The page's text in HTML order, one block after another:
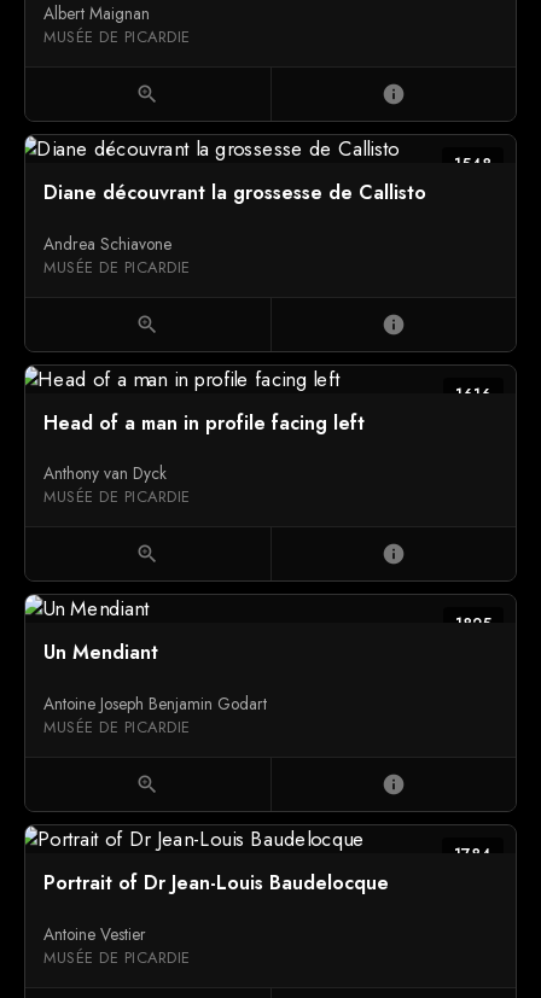
Albert Maignan
MUSÉE DE PICARDIE
zoom_in info
1548
Diane découvrant la grossesse de Callisto
Andrea Schiavone
MUSÉE DE PICARDIE
zoom_in info
1616
Head of a man in profile facing left
Anthony van Dyck
MUSÉE DE PICARDIE
zoom_in info
1825
Un Mendiant
Antoine Joseph Benjamin Godart
MUSÉE DE PICARDIE
zoom_in info
1784
Portrait of Dr Jean-Louis Baudelocque
Antoine Vestier
MUSÉE DE PICARDIE